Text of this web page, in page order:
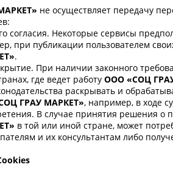
не осуществляет передачу
согласия. Некоторые сервисы
при публикации пользователем
.
При наличии законного
где ведет работу ООО «СОЦ
раскрывать и
ГРАУ МАРКЕТ», например, в ходе
В случае принятия решения о
в той или иной стране, может
и их консультантам либо